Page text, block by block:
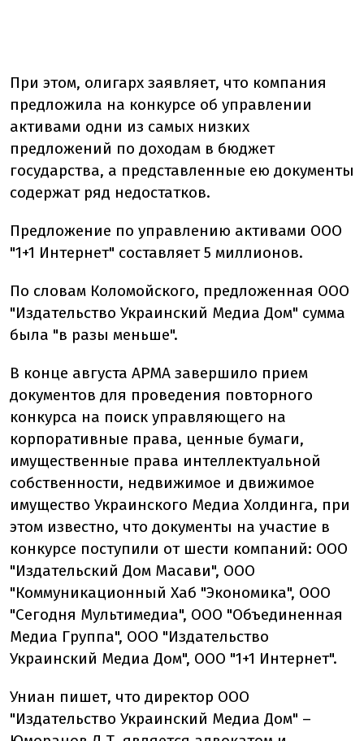
При этом, олигарх заявляет, что компания
предложила на конкурсе об управлении
активами одни из самых низких
предложений по доходам в бюджет
государства, а представленные ею документы
содержат ряд недостатков.
Предложение по управлению активами ООО
"1+1 Интернет" составляет 5 миллионов.
По словам Коломойского, предложенная ООО
"Издательство Украинский Медиа Дом" сумма
была "в разы меньше".
В конце августа АРМА завершило прием
документов для проведения повторного
конкурса на поиск управляющего на
корпоративные права, ценные бумаги,
имущественные права интеллектуальной
собственности, недвижимое и движимое
имущество Украинского Медиа Холдинга, при
этом известно, что документы на участие в
конкурсе поступили от шести компаний: ООО
"Издательский Дом Масави", ООО
"Коммуникационный Хаб "Экономика", ООО
"Сегодня Мультимедиа", ООО "Объединенная
Медиа Группа", ООО "Издательство
Украинский Медиа Дом", ООО "1+1 Интернет".
Униан пишет, что директор ООО
"Издательство Украинский Медиа Дом" –